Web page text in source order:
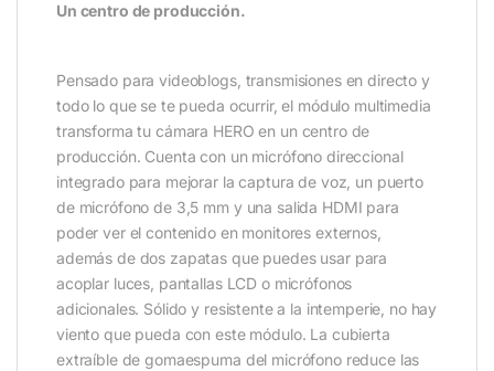
Un centro de producción.
Pensado para videoblogs, transmisiones en directo y
todo lo que se te pueda ocurrir, el módulo multimedia
transforma tu cámara HERO en un centro de
producción. Cuenta con un micrófono direccional
integrado para mejorar la captura de voz, un puerto
de micrófono de 3,5 mm y una salida HDMI para
poder ver el contenido en monitores externos,
además de dos zapatas que puedes usar para
acoplar luces, pantallas LCD o micrófonos
adicionales. Sólido y resistente a la intemperie, no hay
viento que pueda con este módulo. La cubierta
extraíble de gomaespuma del micrófono reduce las